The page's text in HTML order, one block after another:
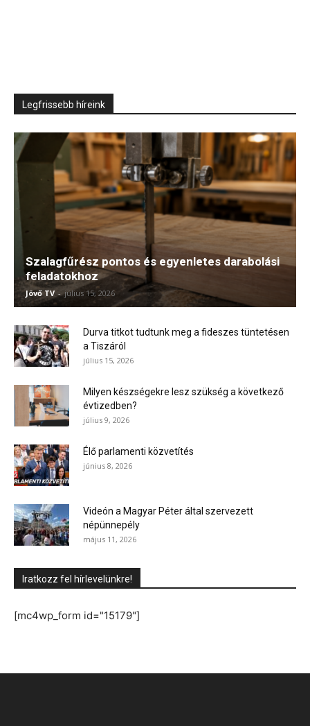
Legfrissebb híreink
Szalagfűrész pontos és egyenletes darabolási
feladatokhoz
Jövő TV - július 15, 2026
Durva titkot tudtunk meg a fideszes tüntetésen
a Tiszáról
július 15, 2026
Milyen készségekre lesz szükség a következő
évtizedben?
július 9, 2026
Élő parlamenti közvetítés
június 8, 2026
Videón a Magyar Péter által szervezett
népünnepély
május 11, 2026
Iratkozz fel hírlevelünkre!
[mc4wp_form id="15179"]